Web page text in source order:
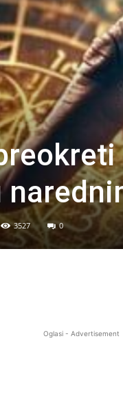
3527 0
Oglasi - Advertisement